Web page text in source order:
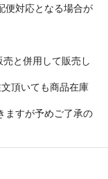
便対応となる場合が
と併用して販売し
頂いても商品在庫
ますが予めご了承の